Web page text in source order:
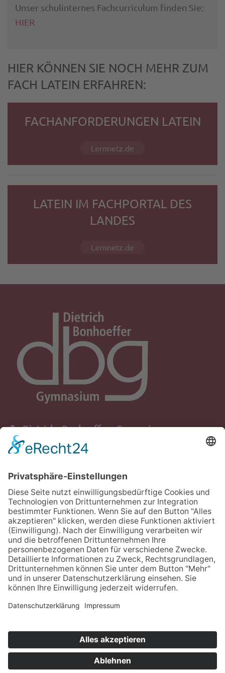
Unser schulinternes Fachcurriculum finden Sie:
HIER
HIER KÖNNEN SIE NOCH MEHR ZUM
FACH LATEIN ERFAHREN:
FACHANFORDERUNGEN LATEIN
Lernnetz.de
LATEIN IM FACHPORTAL DES
LANDES
Lernnetz.de
Dietrich - Bonhoeffer - Gymnasium
Schule der Stadt Quickborn
25451 Quickborn
+49 (0) 4106 - 65 82 91
+49 (0) 4106 - 65 82 93
dbg.quickborn[at]schule.landsh.de
Datenschutz
Impressum
iServ
Vertretungsplan
Mensabestellung